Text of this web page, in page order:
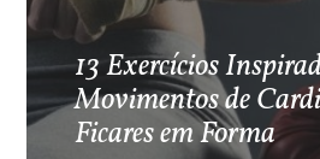
13 Exercícios
Movimentos de
Ficares em Forma